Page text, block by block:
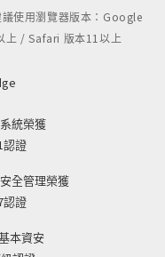
使用瀏覽器版本：Google
上 / Safari 版本11以上
統榮獲
認證
全管理榮獲
認證
本資安